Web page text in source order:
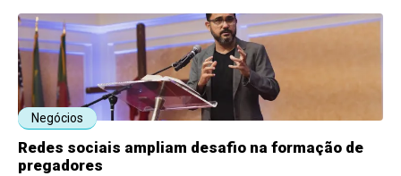
Negócios
Redes sociais ampliam desafio na formação de
pregadores